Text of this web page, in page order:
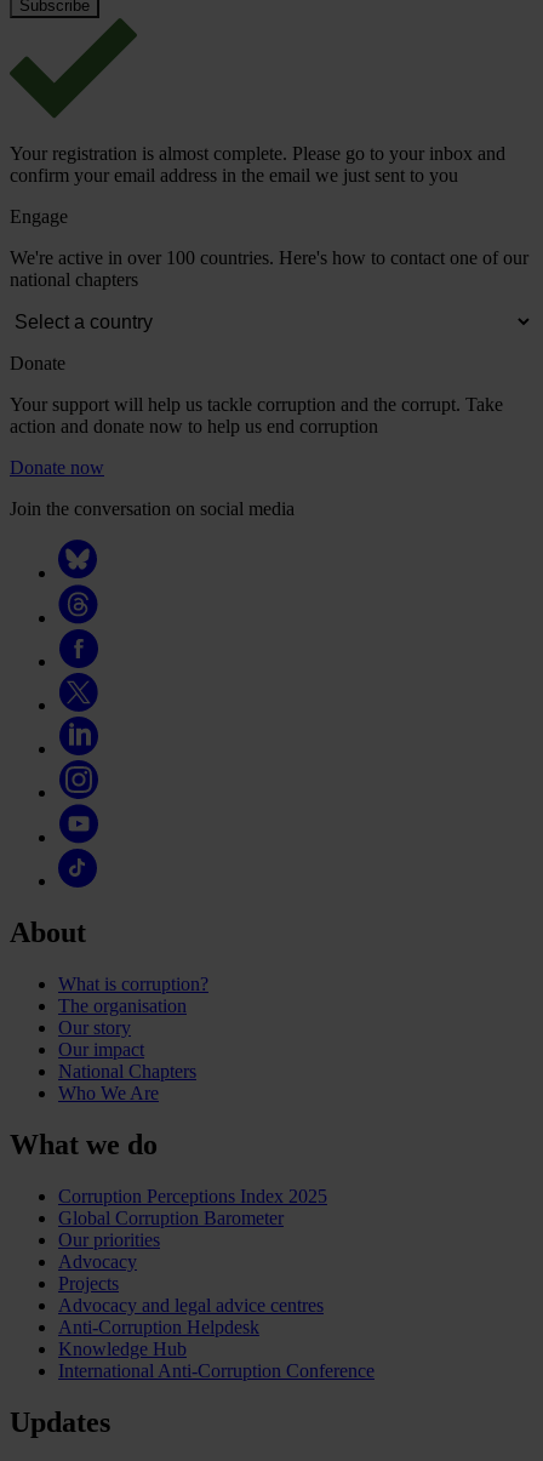
Your registration is almost complete. Please go to your inbox and
confirm your email address in the email we just sent to you
Engage
We're active in over 100 countries. Here's how to contact one of our
national chapters
Donate
Your support will help us tackle corruption and the corrupt. Take
action and donate now to help us end corruption
Donate now
Join the conversation on social media
About
What is corruption?
The organisation
Our story
Our impact
National Chapters
Who We Are
What we do
Corruption Perceptions Index 2025
Global Corruption Barometer
Our priorities
Advocacy
Projects
Advocacy and legal advice centres
Anti-Corruption Helpdesk
Knowledge Hub
International Anti-Corruption Conference
Updates